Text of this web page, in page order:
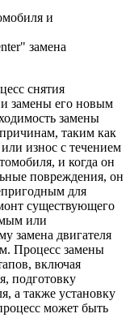
и
замена
снятия
и замены его новым
замены
таким как
износ с течением
и когда он
повреждения, он
для
существующего
или
замена двигателя
Процесс замены
включая
подготовку
а также установку
может быть